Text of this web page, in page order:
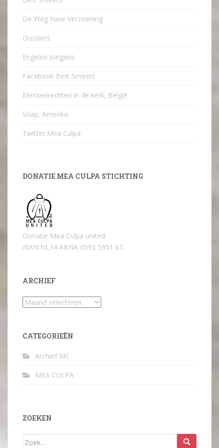
De Weg Naar Verzoening
Dossiers
Engelen Jongens
Facebook Bert Smeets
Mensenrechten in de kerk, België
Snap, Amerika
Twitter Mea Culpa
DONATIE MEA CULPA STICHTING
Donatie Mea Culpa united
iBAN:NL34 ABNA 0592 5951 61
ARCHIEF
Archief
CATEGORIEËN
Archief MC
MEA CULPA
ZOEKEN
Zoek